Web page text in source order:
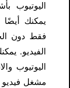
فقط دون
الفيديو.
اليوتيوب